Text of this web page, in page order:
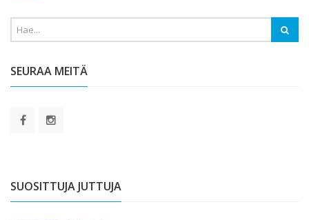
SEURAA MEITÄ
SUOSITTUJA JUTTUJA